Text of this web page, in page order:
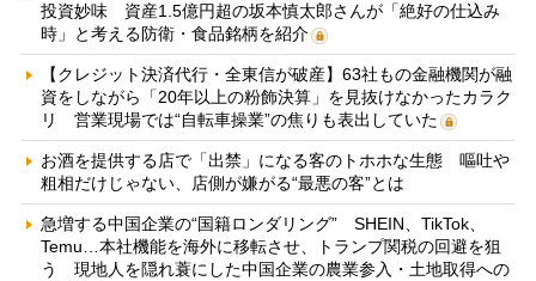
投資妙味 資産1.5億円超の坂本慎太郎さんが「絶好の仕込み
時」と考える防衛・食品銘柄を紹介
【クレジット決済代行・全東信が破産】63社もの金融機関が融
資をしながら「20年以上の粉飾決算」を見抜けなかったカラク
リ 営業現場では“自転車操業”の焦りも表出していた
お酒を提供する店で「出禁」になる客のトホホな生態 嘔吐や
粗相だけじゃない、店側が嫌がる“最悪の客”とは
急増する中国企業の“国籍ロンダリング” SHEIN、TikTok、
Temu…本社機能を海外に移転させ、トランプ関税の回避を狙
う 現地人を隠れ蓑にした中国企業の農業参入・土地取得への